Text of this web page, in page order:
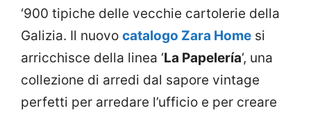
‘900 tipiche delle vecchie cartolerie della
Galizia. Il nuovo catalogo Zara Home si
arricchisce della linea ‘La Papelería‘, una
collezione di arredi dal sapore vintage
perfetti per arredare l’ufficio e per creare